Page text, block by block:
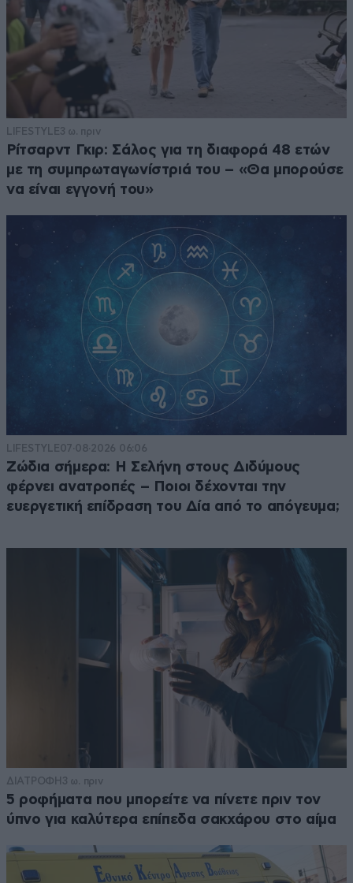
LIFESTYLE3 ω. πριν
Ρίτσαρντ Γκιρ: Σάλος για τη διαφορά 48 ετών
με τη συμπρωταγωνίστριά του – «Θα μπορούσε
να είναι εγγονή του»
LIFESTYLE07·08·2026 06:06
Ζώδια σήμερα: Η Σελήνη στους Διδύμους
φέρνει ανατροπές – Ποιοι δέχονται την
ευεργετική επίδραση του Δία από το απόγευμα;
ΔΙΑΤΡΟΦΗ 3 ω. πριν
5 ροφήματα που μπορείτε να πίνετε πριν τον
ύπνο για καλύτερα επίπεδα σακχάρου στο αίμα